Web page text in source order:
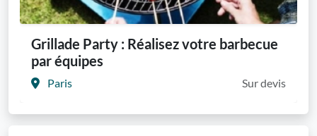
Grillade Party : Réalisez votre barbecue
par équipes
Paris Sur devis